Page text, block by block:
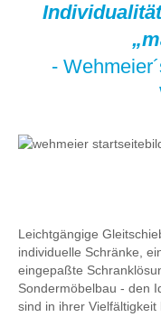
-
Leichtgängige
individuelle Schränke,
eingepaßte
Sondermöbelbau - den
sind in ihrer